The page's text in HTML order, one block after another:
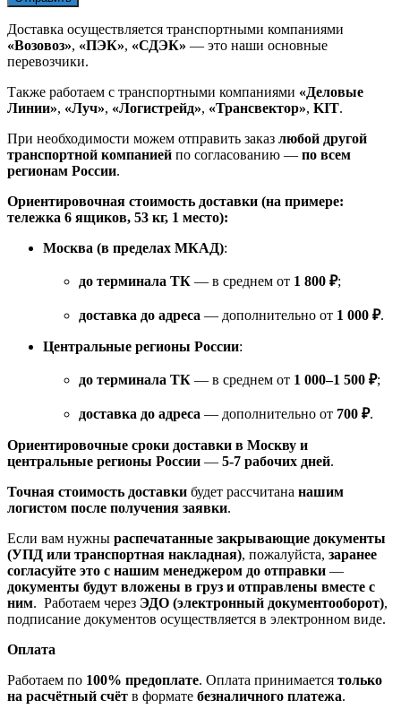
Доставка осуществляется транспортными компаниями
«Возовоз», «ПЭК», «СДЭК» — это наши основные
перевозчики.
Также работаем с транспортными компаниями «Деловые
Линии», «Луч», «Логистрейд», «Трансвектор», KIT.
При необходимости можем отправить заказ любой другой
транспортной компанией по согласованию — по всем
регионам России.
Ориентировочная стоимость доставки (на примере:
тележка 6 ящиков, 53 кг, 1 место):
Москва (в пределах МКАД):
до терминала ТК — в среднем от 1 800 ₽;
доставка до адреса — дополнительно от 1 000 ₽.
Центральные регионы России:
до терминала ТК — в среднем от 1 000–1 500 ₽;
доставка до адреса — дополнительно от 700 ₽.
Ориентировочные сроки доставки в Москву и
центральные регионы России — 5-7 рабочих дней.
Точная стоимость доставки будет рассчитана нашим
логистом после получения заявки.
Если вам нужны распечатанные закрывающие документы
(УПД или транспортная накладная), пожалуйста, заранее
согласуйте это с нашим менеджером до отправки —
документы будут вложены в груз и отправлены вместе с
ним. Работаем через ЭДО (электронный документооборот),
подписание документов осуществляется в электронном виде.
Оплата
Работаем по 100% предоплате. Оплата принимается только
на расчётный счёт в формате безналичного платежа.